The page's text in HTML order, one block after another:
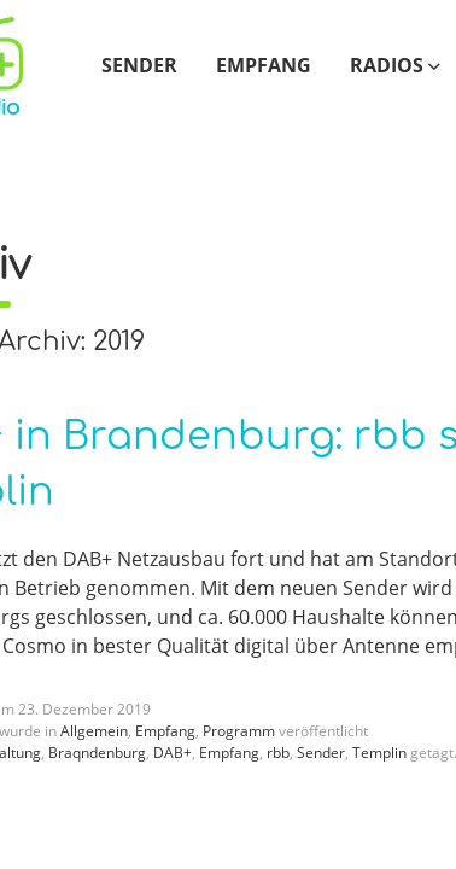
SENDER EMPFANG RADIOS
2019
in Brandenburg: rbb
den DAB+ Netzausbau fort und hat am
Betrieb genommen. Mit dem neuen Sender
geschlossen, und ca. 60.000 Haushalte
in bester Qualität digital über Antenne
23. Dezember2019
inAllgemein, Empfang, Programmveröffentlicht
, Braqndenburg, DAB+, Empfang, rbb, Sender, Templin getagt.